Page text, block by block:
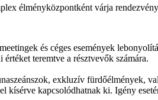
élményközpontként várja
és céges események
teremtve a résztvevők számára.
exkluzív fürdőélmények,
kísérve kapcsolódhatnak ki. Igény